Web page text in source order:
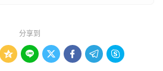
分享到
     